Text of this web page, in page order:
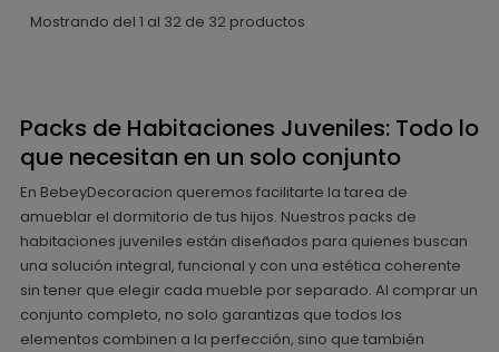
Mostrando del 1 al 32 de 32 productos
Packs de Habitaciones Juveniles: Todo lo
que necesitan en un solo conjunto
En BebeyDecoracion queremos facilitarte la tarea de
amueblar el dormitorio de tus hijos. Nuestros packs de
habitaciones juveniles están diseñados para quienes buscan
una solución integral, funcional y con una estética coherente
sin tener que elegir cada mueble por separado. Al comprar un
conjunto completo, no solo garantizas que todos los
elementos combinen a la perfección, sino que también